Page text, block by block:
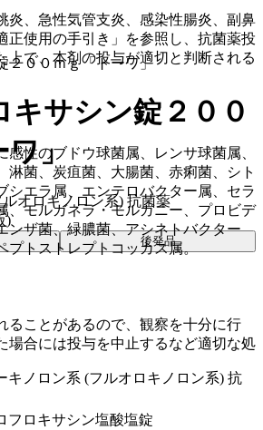
炎、急性気管支炎、感染性腸炎、副鼻
正使用の手引き」を参照し、抗菌薬投
上で、本剤の投与が適切と判断される
感性のブドウ球菌属、レンサ球菌属、
淋菌、炭疽菌、大腸菌、赤痢菌、シト
シエラ属、エンテロバクター属、セラ
、モルガネラ・モルガニー、プロビデ
ンザ菌、緑膿菌、アシネトバクター
プトストレプトコッカス属。
ることがあるので、観察を十分に行
場合には投与を中止するなど適切な処
２００ｍｇ「トーワ」
キサシン錠２００
ワ」
オロキノロン系) 抗菌薬
)
後発品
キノロン系 (フルオロキノロン系) 抗
フロキサシン塩酸塩錠